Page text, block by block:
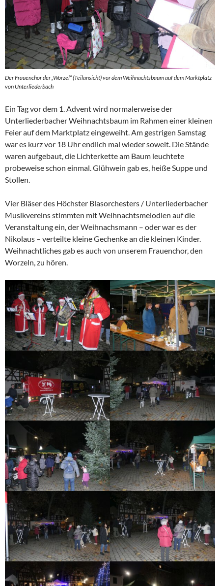
Der Frauenchor der „Worzel“ (Teilansicht) vor dem Weihnachtsbaum auf dem Marktplatz
von Unterliederbach
Ein Tag vor dem 1. Advent wird normalerweise der
Unterliederbacher Weihnachtsbaum im Rahmen einer kleinen
Feier auf dem Marktplatz eingeweiht. Am gestrigen Samstag
war es kurz vor 18 Uhr endlich mal wieder soweit. Die Stände
waren aufgebaut, die Lichterkette am Baum leuchtete
probeweise schon einmal. Glühwein gab es, heiße Suppe und
Stollen.
Vier Bläser des Höchster Blasorchesters / Unterliederbacher
Musikvereins stimmten mit Weihnachtsmelodien auf die
Veranstaltung ein, der Weihnachsmann – oder war es der
Nikolaus – verteilte kleine Gechenke an die kleinen Kinder.
Weihnachtliches gab es auch von unserem Frauenchor, den
Worzeln, zu hören.